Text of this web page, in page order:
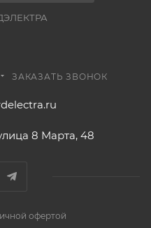
ЗАКАЗАТЬ ЗВОНОК
8 Марта, 48
офертой